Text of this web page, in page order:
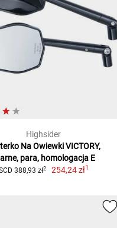
Highsider
Na Owiewki VICTORY,
para, homologacja E
388,93 zł2 254,24 zł1